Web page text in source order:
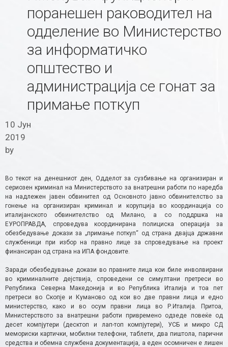
поранешен раководител на
одделение во Министерство
за информатичко
општество и
администрација се гонат за
примање поткуп
10 Јун
2019
by
Во текот на денешниот ден, Одделот за сузбивање на организиран и
сериозен криминал на Министерството за внатрешни работи по наредба
на надлежен јавен обвинител од Основното јавно обвинителство за
гонење на организиран криминал и корупција во координација со
италијанското обвинителство од Милано, а со поддршка на
ЕУРОПРАВДА, спроведува координирана полициска операција за
обезбедување докази за „примање поткуп“ од страна двајца државни
службеници при избор на правно лице за спроведување на проект
финансиран од страна на ИПА фондовите.
Заради обезбедување докази во правните лица кои биле инволвирани
во криминалните дејствија, спроведени се симултани претреси во
Република Северна Македонија и во Република Италија и тоа пет
претреси во Скопје и Куманово од кои во две правни лица и едно
министерство, како и во осум правни лица во Р.Италија. Притоа,
Министерството за внатрешни работи привремено одзеде повеќе од
десет компјутери (десктоп и лап-топ компјутери), УСБ и микро СД
мемориски картички, мобилни телефони, таблети, два пиштола, парични
средства и обемна службена документација, а еден осомничен е лишен